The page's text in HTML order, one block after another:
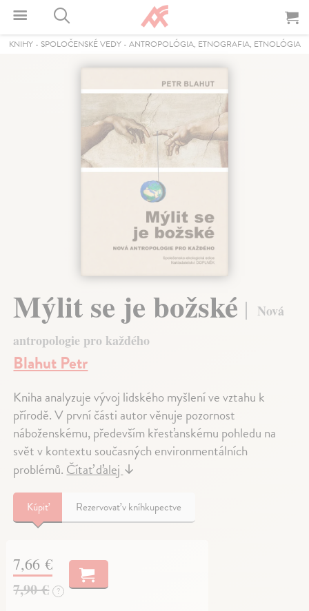
KNIHY- SPOLOČENSKÉ VEDY- ANTROPOLÓGIA, ETNOGRAFIA, ETNOLÓGIA
Mýlit se je božské
Nová
antropologie pro každého
Blahut Petr
Kniha analyzuje vývoj lidského myšlení ve vztahu k
přírodě. V první části autor věnuje pozornost
náboženskému, především křesťanskému pohledu na
svět v kontextu současných environmentálních
problémů.Čítať ďalej↓
Kúpiť Rezervovať v kníhkupectve
7,66 €
7,90 € ?